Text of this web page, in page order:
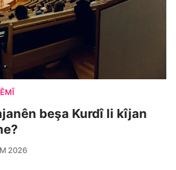
beşa Kurdî li kîjan
2026